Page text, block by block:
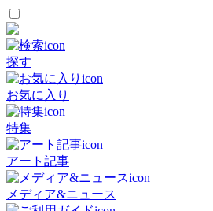
探す
お気に入り
特集
アート記事
メディア&ニュース